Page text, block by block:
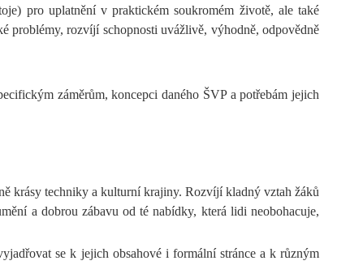
pro uplatnění v praktickém soukromém životě, ale také
problémy, rozvíjí schopnosti uvážlivě, výhodně, odpovědně
záměrům, koncepci daného ŠVP a potřebám jejich
krásy techniky a kulturní krajiny. Rozvíjí kladný vztah žáků
a dobrou zábavu od té nabídky, která lidi neobohacuje,
se k jejich obsahové i formální stránce a k různým